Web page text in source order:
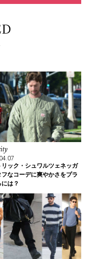
リック・シュワルツェネッガ
フなコーデに爽やかさをプラ
には？